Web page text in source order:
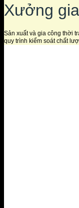
Xưởng
Sản xuất và gia công thời
quy trình kiểm soát chất